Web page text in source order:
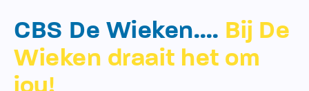
CBS De Wieken…. Bij De
Wieken draait het om